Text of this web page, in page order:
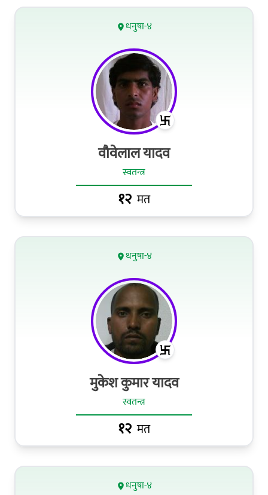
धनुषा-४
वौवेलाल यादव
स्वतन्त्र
१२ मत
धनुषा-४
मुकेश कुमार यादव
स्वतन्त्र
१२ मत
धनुषा-४